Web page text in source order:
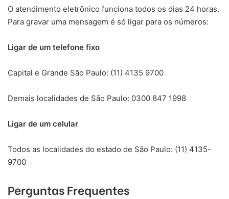
O atendimento eletrônico funciona todos os dias 24 horas.
Para gravar uma mensagem é só ligar para os números:
Ligar de um telefone fixo
Capital e Grande São Paulo: (11) 4135 9700
Demais localidades de São Paulo: 0300 847 1998
Ligar de um celular
Todos as localidades do estado de São Paulo: (11) 4135-
9700
Perguntas Frequentes